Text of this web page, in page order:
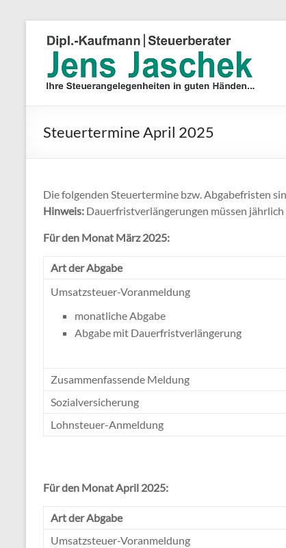
Steuertermine April 2025
Die folgenden Steuertermine bzw. Abgabefristen
Hinweis: Dauerfristverlängerungen müssen jährlich
Für den Monat März 2025:
Art der Abgabe
Umsatzsteuer-Voranmeldung
monatliche Abgabe
Abgabe mit Dauerfristverlängerung
Zusammenfassende Meldung
Sozialversicherung
Lohnsteuer-Anmeldung
Für den Monat April 2025:
Art der Abgabe
Umsatzsteuer-Voranmeldung